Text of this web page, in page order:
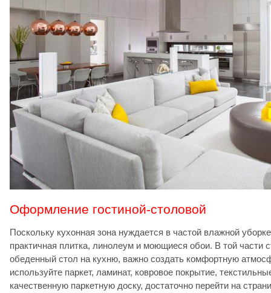
Оформление гостиной-столовой
Поскольку кухонная зона нуждается в частой влажной
практичная плитка, линолеум и моющиеся обои. В той части
обеденный стол на кухню, важно создать комфортную
используйте паркет, ламинат, ковровое покрытие,
качественную паркетную доску, достаточно перейти на